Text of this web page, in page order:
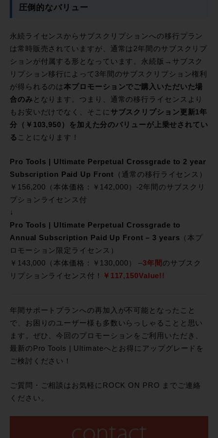
圧倒的なバリュー
永続ライセンスからサブスクリプションへの移行プラン
は常時販売されていますが、通常は2年間のサブスクリプ
ションが付属する形となっています。永続版→サブスク
リプション移行によって3年間のサブスクリプション権利
が得られるのは本プロモーションでご購入いただいた場
合のみ となります。つまり、通常の移行ライセンスより
もお安いだけでなく、そこに サブスクリプション更新1年
分（￥103,950）を加えた分のバリューが上乗せされてい
る ことになります！
Pro Tools | Ultimate Perpetual Crossgrade to 2 year
Subscription Paid Up Front （通常の移行ライセンス）
￥156,200（本体価格：￥142,000）-2年間のサブスクリ
プションライセンス付
↓
Pro Tools | Ultimate Perpetual Crossgrade to
Annual Subscription Paid Up Front – 3 years （本プ
ロモーション限定ライセンス）
￥143,000（本体価格：￥130,000） –3年間 のサブスク
リプションライセンス付！
￥117,150Value!!
年間サポートプランへの再加入が不可能となったこと
で、お困りのユーザー様も多数いらっしゃることと思い
ます。ぜひ、今回のプロモーションをご利用いただき、
最新のPro Tools | Ultimateへとお得にアップグレードを
ご検討ください！
ご質問・ご相談はお気軽にROCK ON PRO までご連絡
ください。